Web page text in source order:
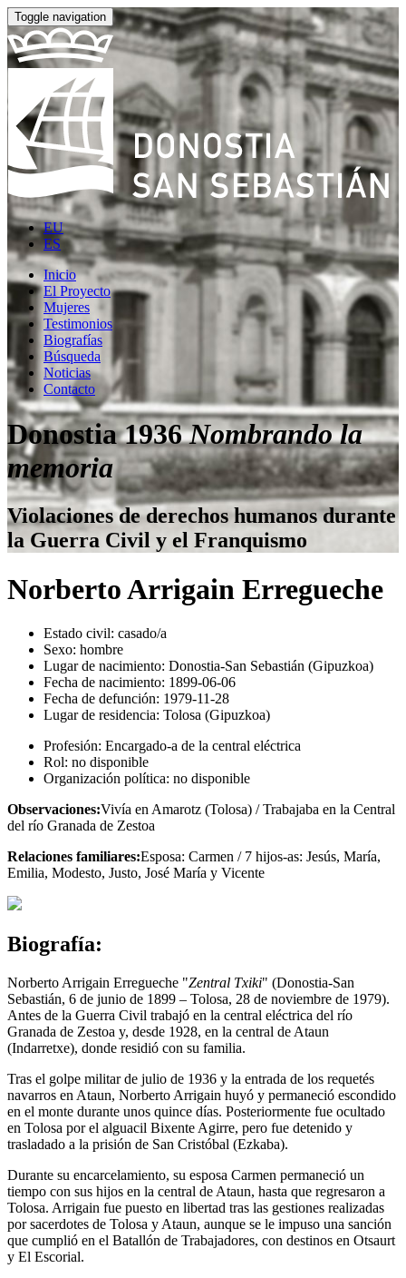
Toggle navigation
EU
ES
Inicio
El Proyecto
Mujeres
Testimonios
Biografías
Búsqueda
Noticias
Contacto
Donostia 1936Nombrando la
memoria
Violaciones de derechos humanos durante
la Guerra Civil y el Franquismo
Norberto Arrigain Erregueche
Estado civil: casado/a
Sexo: hombre
Lugar de nacimiento: Donostia-San Sebastián (Gipuzkoa)
Fecha de nacimiento: 1899-06-06
Fecha de defunción: 1979-11-28
Lugar de residencia: Tolosa (Gipuzkoa)
Profesión: Encargado-a de la central eléctrica
Rol: no disponible
Organización política: no disponible
Observaciones:Vivía en Amarotz (Tolosa) / Trabajaba en la Central
del río Granada de Zestoa
Relaciones familiares:Esposa: Carmen / 7 hijos-as: Jesús, María,
Emilia, Modesto, Justo, José María y Vicente
Biografía:
Norberto Arrigain Erregueche "Zentral Txiki" (Donostia-San
Sebastián, 6 de junio de 1899 – Tolosa, 28 de noviembre de 1979).
Antes de la Guerra Civil trabajó en la central eléctrica del río
Granada de Zestoa y, desde 1928, en la central de Ataun
(Indarretxe), donde residió con su familia.
Tras el golpe militar de julio de 1936 y la entrada de los requetés
navarros en Ataun, Norberto Arrigain huyó y permaneció escondido
en el monte durante unos quince días. Posteriormente fue ocultado
en Tolosa por el alguacil Bixente Agirre, pero fue detenido y
trasladado a la prisión de San Cristóbal (Ezkaba).
Durante su encarcelamiento, su esposa Carmen permaneció un
tiempo con sus hijos en la central de Ataun, hasta que regresaron a
Tolosa. Arrigain fue puesto en libertad tras las gestiones realizadas
por sacerdotes de Tolosa y Ataun, aunque se le impuso una sanción
que cumplió en el Batallón de Trabajadores, con destinos en Otsaurt
y El Escorial.